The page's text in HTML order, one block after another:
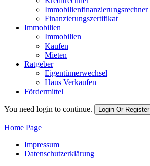
Immobilienfinanzierungsrechner
Finanzierungszertifikat
Immobilien
Immobilien
Kaufen
Mieten
Ratgeber
Eigentümerwechsel
Haus Verkaufen
Fördermittel
You need login to continue. Login Or Register
Home Page
Impressum
Datenschutzerklärung